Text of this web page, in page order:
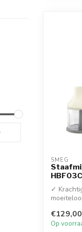
SMEG
✓
€129,00
Op